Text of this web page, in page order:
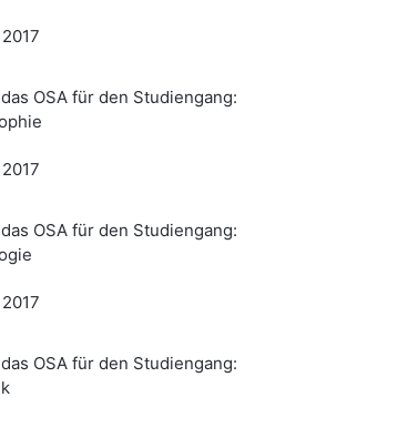
OSA für den Studiengang:
OSA für den Studiengang:
OSA für den Studiengang: